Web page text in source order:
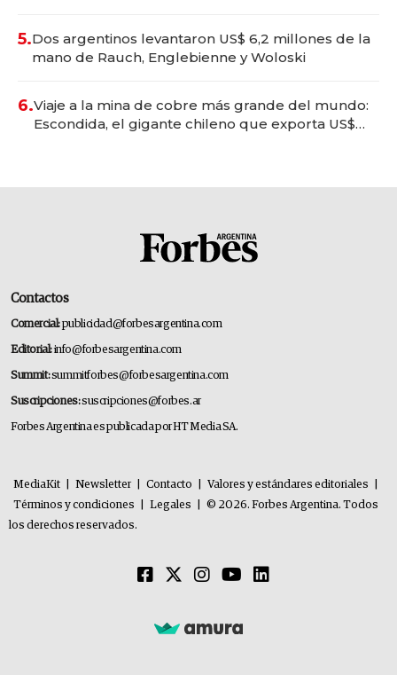
5.Dos argentinos levantaron US$ 6,2 millones de la
mano de Rauch, Englebienne y Woloski
6.Viaje a la mina de cobre más grande del mundo:
Escondida, el gigante chileno que exporta US$
Contactos
Comercial:publicidad@forbesargentina.com
Editorial:info@forbesargentina.com
Summit:summitforbes@forbesargentina.com
Suscripciones:suscripciones@forbes.ar
Forbes Argentina es publicada por HT Media SA.
MediaKit Newsletter Contacto Valores y estándares editoriales
Términos y condiciones
Legales
© 2026. Forbes Argentina. Todos
los derechos reservados.